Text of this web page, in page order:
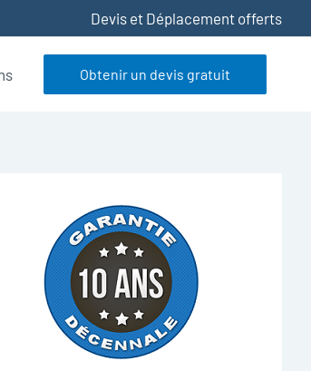
Devis et Déplacement offerts
Obtenir un devis gratuit